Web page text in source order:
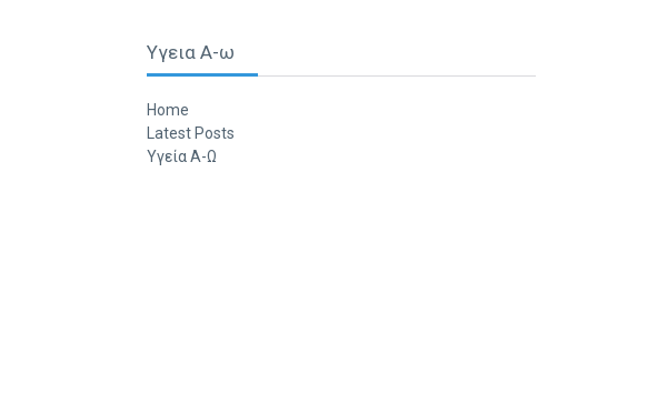
Υγεια Α-ω
Home
Latest Posts
Υγεία Α-Ω